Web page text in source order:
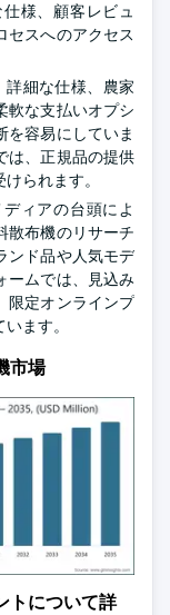
様、顧客レビュ
セスへのアクセス
細な仕様、農家
軟な支払いオプシ
を容易にしていま
は、正規品の提供
られます。
ィアの台頭によ
散布機のリサーチ
ンド品や人気モデ
ームでは、見込み
限定オンラインプ
ます。
市場
トについて詳